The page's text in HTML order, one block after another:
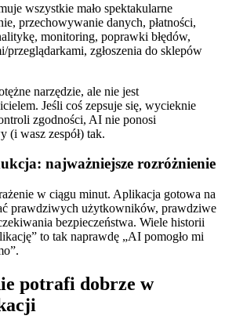
wszystkie mało spektakularne
przechowywanie danych, płatności,
monitoring, poprawki błędów,
przeglądarkami, zgłoszenia do sklepów
narzędzie, ale nie jest
Jeśli coś zepsuje się, wycieknie
zgodności, AI nie ponosi
wasz zespół) tak.
najważniejsze rozróżnienie
w ciągu minut. Aplikacja gotowa na
prawdziwych użytkowników, prawdziwe
bezpieczeństwa. Wiele historii
to tak naprawdę „AI pomogło mi
potrafi dobrze w